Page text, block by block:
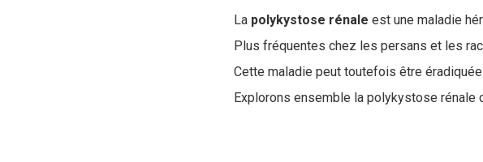
La polykystose rénale est une maladie
Plus fréquentes chez les persans et les
Cette maladie peut toutefois être
Explorons ensemble la polykystose rénale